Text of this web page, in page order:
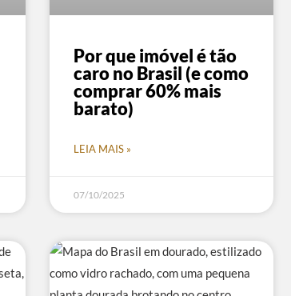
Por que imóvel é tão
caro no Brasil (e como
comprar 60% mais
barato)
LEIA MAIS »
07/10/2025